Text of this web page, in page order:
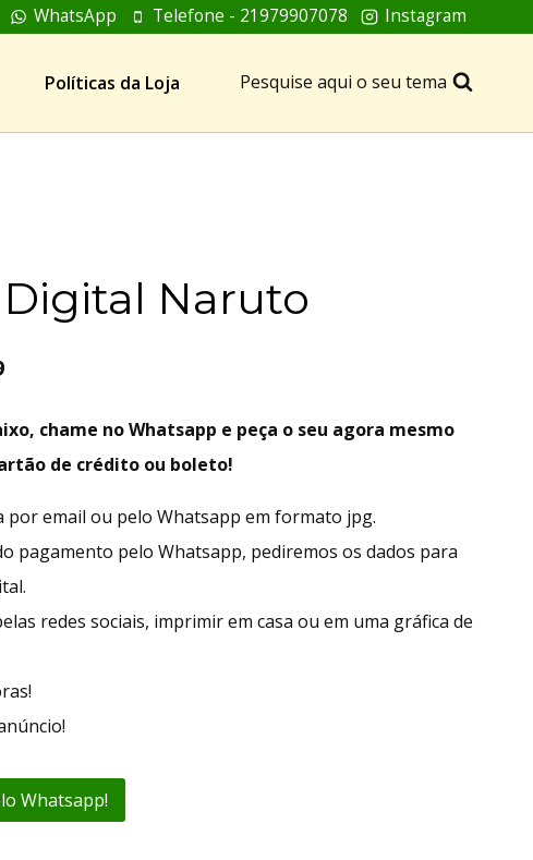
WhatsApp Telefone - 21979907078 Instagram
Políticas da Loja Pesquise aqui o seu tema
Naruto
chame no Whatsapp e peça o seu agora mesmo
de crédito ou boleto!
por email ou pelo Whatsapp em formato jpg.
pagamento pelo Whatsapp, pediremos os dados para
redes sociais, imprimir em casa ou em uma gráfica de
Whatsapp!